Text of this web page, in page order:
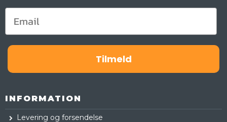
Tilmeld
INFORMATION
Levering og forsendelse